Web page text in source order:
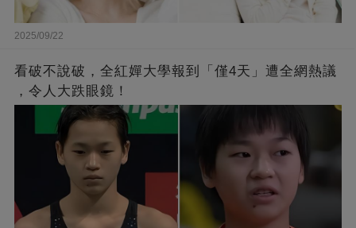
2025/09/22
看破不說破，全紅嬋大學報到「僅4天」遭全網熱議
，令人大跌眼鏡！